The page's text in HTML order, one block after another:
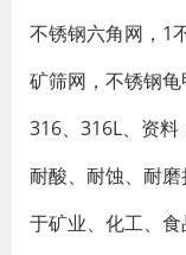
不锈钢六角网，1
矿筛网，不锈钢龟
316、316L、资料
耐酸、耐蚀、耐
于矿业、化工、